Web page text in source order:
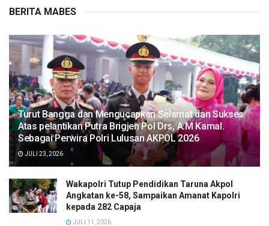
BERITA MABES
Turut Bangga dan Mengucapkan Selamat dan Sukses
Atas pelantikan Putra Brigjen Pol Drs, A.M Kamal.
Sebagai Perwira Polri Lulusan AKPOL 2026
JULI 23, 2026
Wakapolri Tutup Pendidikan Taruna Akpol
Angkatan ke-58, Sampaikan Amanat Kapolri
kepada 282 Capaja
JULI 11, 2026